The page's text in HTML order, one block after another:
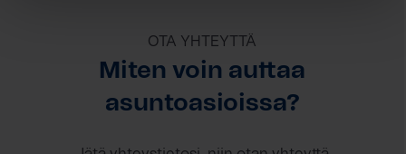
OTA YHTEYTTÄ
Miten voin auttaa
asuntoasioissa?